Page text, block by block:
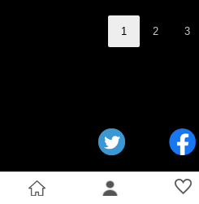
1 2
3